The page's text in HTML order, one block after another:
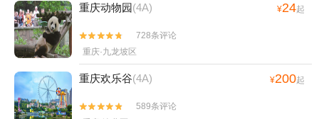
重庆动物园(4A) ¥24起


728条评论
重庆·九龙坡区
重庆欢乐谷(4A) ¥200起


589条评论